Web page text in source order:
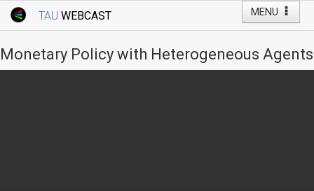
MENU
TAU WEBCAST
Webcast: Courses
Tel Aviv University
Monetary Policy with Heterogeneous Agents